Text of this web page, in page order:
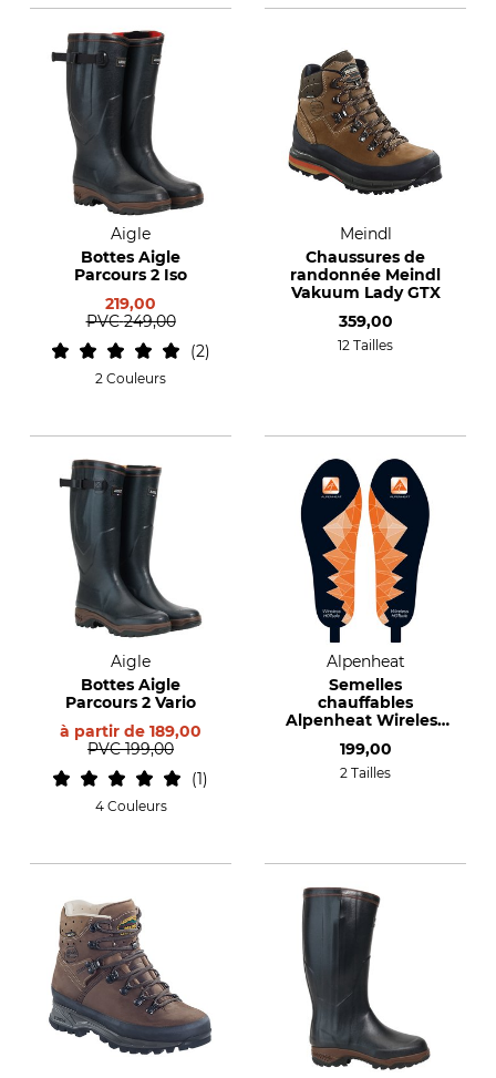
Aigle
Bottes Aigle
Parcours 2 Iso
219,00
PVC 249,00
2
2 Couleurs
Meindl
Chaussures de
randonnée Meindl
Vakuum Lady GTX
359,00
12 Tailles
Aigle
Bottes Aigle
Parcours 2 Vario
à partir de 189,00
PVC 199,00
1
4 Couleurs
Alpenheat
Semelles
chauffables
Alpenheat Wireless
199,00
2 Tailles